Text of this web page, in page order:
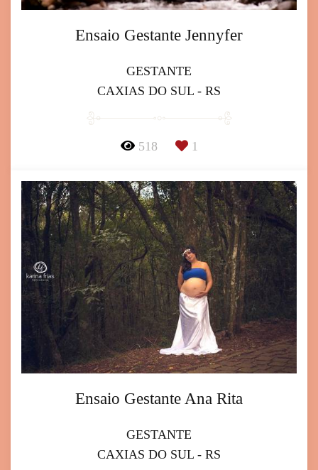
Ensaio Gestante Jennyfer
GESTANTE
CAXIAS DO SUL - RS
518 1
Ensaio Gestante Ana Rita
GESTANTE
CAXIAS DO SUL - RS